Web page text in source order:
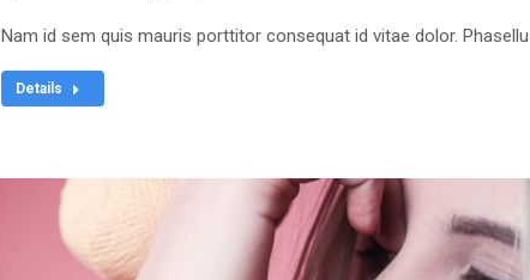
Nam id sem quis mauris porttitor consequat id vitae dolor.
Details